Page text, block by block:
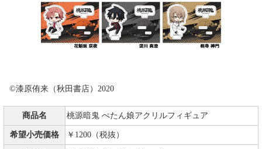
©漆原侑来（秋田書店）2020
商品名 桃源暗鬼 ぺたん娘アクリルフィギュア
希望小売価格 ￥1200（税抜）